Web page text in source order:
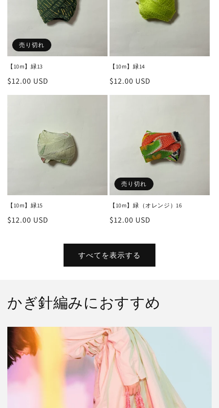
売り切れ
【10m】緑13
通
$12.00 USD
【10m】緑14
通
$12.00 USD
【10m】緑15
通
$12.00 USD
売り切れ
【10m】緑（オレンジ）16
通
価
格
$12.00 USD
すべてを表示する
かぎ針編みにおすすめ